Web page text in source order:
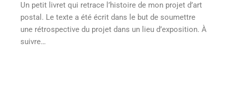
Un petit livret qui retrace l’histoire de mon projet d’art
postal. Le texte a été écrit dans le but de soumettre
une rétrospective du projet dans un lieu d’exposition. À
suivre…